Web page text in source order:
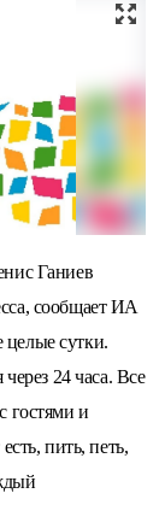
Ганиев
сообщает ИА
сутки.
24 часа. Все
гостями и
пить, петь,